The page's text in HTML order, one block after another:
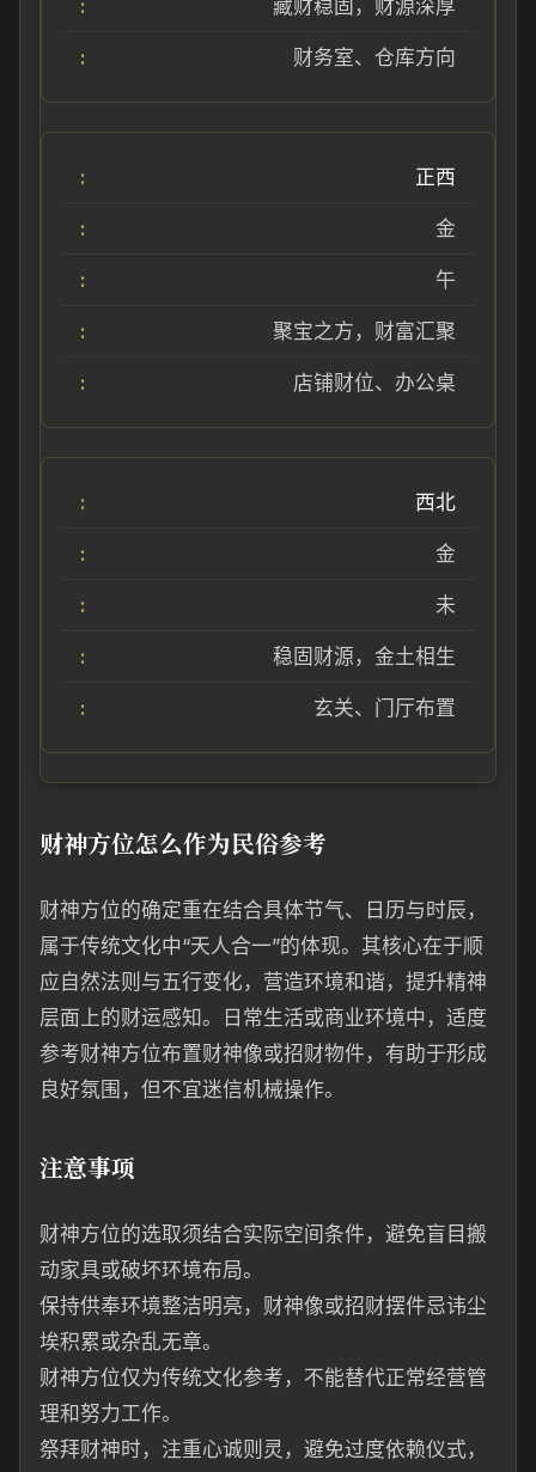
藏财稳固，财源深厚
财务室、仓库方向
正西
金
午
聚宝之方，财富汇聚
店铺财位、办公桌
西北
金
未
稳固财源，金土相生
玄关、门厅布置
财神方位怎么作为民俗参考
财神方位的确定重在结合具体节气、日历与时辰，
属于传统文化中“天人合一”的体现。其核心在于顺
应自然法则与五行变化，营造环境和谐，提升精神
层面上的财运感知。日常生活或商业环境中，适度
参考财神方位布置财神像或招财物件，有助于形成
良好氛围，但不宜迷信机械操作。
注意事项
财神方位的选取须结合实际空间条件，避免盲目搬
动家具或破坏环境布局。
保持供奉环境整洁明亮，财神像或招财摆件忌讳尘
埃积累或杂乱无章。
财神方位仅为传统文化参考，不能替代正常经营管
理和努力工作。
祭拜财神时，注重心诚则灵，避免过度依赖仪式，